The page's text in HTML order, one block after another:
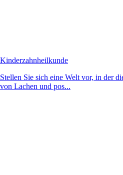
Kinderzahnheilkunde
Stellen Sie sich eine Welt vor, in der
von Lachen und pos...